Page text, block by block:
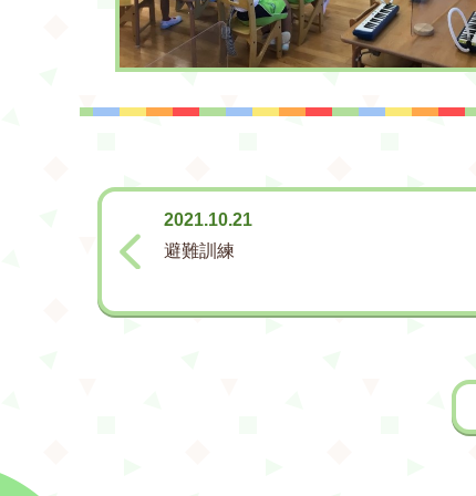
2021.10.21
避難訓練